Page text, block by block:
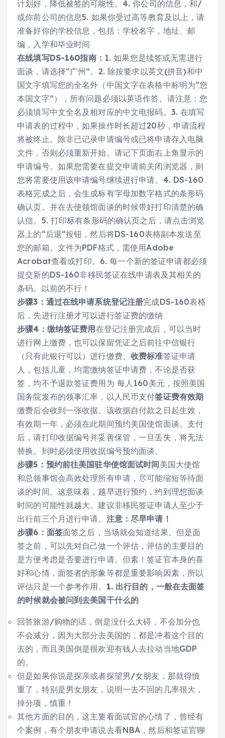
计划好，降低被签的可能性。4. 你公司的信息，和/
或你前公司的信息5. 如果你受过高等教育及以上，请
准备好你的学校信息，包括：学校名字，地址、邮
编，入学和毕业时间
在线填写DS-160指南： 1. 如果您是续签或无需进行
面谈，请选择“广州”。2. 除按要求以英文(拼音)和中
国文字填写您的全名外（中国文字在表格中标明为“您
本国文字”），所有问题必须以英语作答。请注意：您
必须填写中文全名及相对应的中文电报码。3. 在填写
申请表的过程中，如果操作时长超过20秒，申请流程
将被终止。除非已记录申请编号或已将申请存入电脑
文件，否则必须重新开始。请记下页面右上角显示的
申请编号。如果您需要在提交申请前关闭浏览器，则
您将需要使用该申请编号继续进行申请。4. DS-160
表格完成之后，会生成标有字母加数字格式的条形码
确认页。并在去使领馆面谈的时候带好打印清楚的确
认信。5. 打印标有条形码的确认页之后，请点击浏览
器上的“后退”按钮，然后将DS-160表格副本发送至
您的邮箱。文件为PDF格式，需使用Adobe
Acrobat查看或打印。6. 每一个新的签证申请都必须
提交新的DS-160非移民签证在线申请表及其相关的
条码。以前的不行！
步骤3：通过在线申请系统登记注册完成DS-160表格
后，先进行注册才可以进行签证费的缴纳
步骤4：缴纳签证费用 在登记注册完成后，可以当时
进行网上缴费，也可以保留凭证之后前往中信银行
（只有此银行可以）进行缴费。收费标准签证申请
人，包括儿童，均需缴纳签证申请费，不论是否获
签，均不予退款签证费用为 每人160美元，按照美国
国务院发布的领事汇率，以人民币支付签证费有效期
缴费后会收到一张收据。该收据自付款之日起生效，
有效期一年，必须在此期间预约美国使馆面谈。支付
后，请打印收据编号并妥善保管，一旦丢失，将无法
替换。到时必须使用收据编号预约面谈。
步骤5：预约前往美国驻华使馆面试时间美国大使馆
和总领事馆会高效处理所有申请，尽可能缩短等待面
谈的时间。这意味着，越早进行预约，约到理想面谈
时间的可能性就越大。建议非移民签证申请人至少于
出行前三个月进行申请。 注意：尽早申请！
步骤6：面签面签之后，当场就会知道结果。但是面
签之前，可以先对自己做一个评估，评估的主要目的
是方便考虑是否要进行申请。但素！签证官本身的喜
好和心情，面签者的形象等都是重要影响因素，所以
评估只是一个参考作用。 1. 出行目的，一般在去面签
的时候就会被问到去美国干什么的
回答旅游/购物的话，倒是没什么大碍，不会加分也
不会减分，因为大部分去美国的，都是冲着这个目的
去的，而且美国倒是很欢迎有钱人去拉动当地GDP
的。
但是如果你说是探亲或者探望男/女朋友，那就得慎
重了，特别是男女朋友，说明一去不回的几率很大，
掉分项，慎重！
其他方面的目的，这主要看面试官的心情了，曾经有
个案例，有个朋友申请说去看NBA，然后和签证官聊